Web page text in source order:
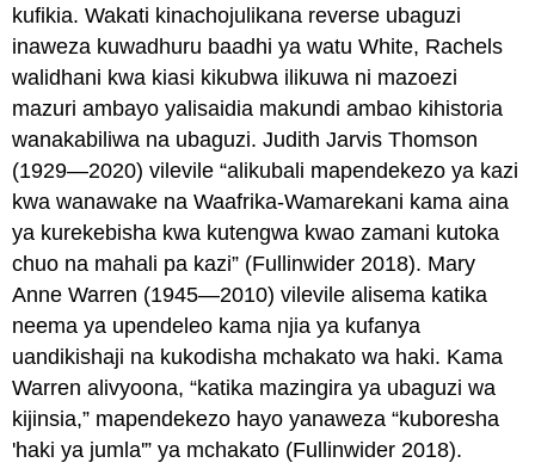
kufikia. Wakati kinachojulikana reverse ubaguzi
inaweza kuwadhuru baadhi ya watu White, Rachels
walidhani kwa kiasi kikubwa ilikuwa ni mazoezi
mazuri ambayo yalisaidia makundi ambao kihistoria
wanakabiliwa na ubaguzi. Judith Jarvis Thomson
(1929—2020) vilevile “alikubali mapendekezo ya kazi
kwa wanawake na Waafrika-Wamarekani kama aina
ya kurekebisha kwa kutengwa kwao zamani kutoka
chuo na mahali pa kazi” (Fullinwider 2018). Mary
Anne Warren (1945—2010) vilevile alisema katika
neema ya upendeleo kama njia ya kufanya
uandikishaji na kukodisha mchakato wa haki. Kama
Warren alivyoona, “katika mazingira ya ubaguzi wa
kijinsia,” mapendekezo hayo yanaweza “kuboresha
'haki ya jumla'” ya mchakato (Fullinwider 2018).